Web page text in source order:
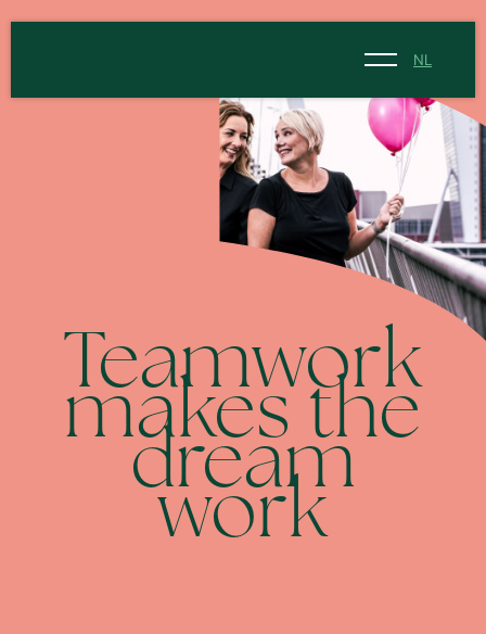
NL
NL
EN
Teamwork
makes the
dream
work